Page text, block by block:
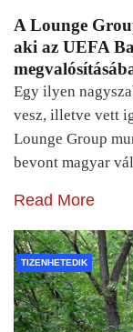
A Lounge
aki az UEFA
Egy ilyen
vesz, illetve vett
Lounge Group
bevont magyar
Read More
TIZENHETEDIK